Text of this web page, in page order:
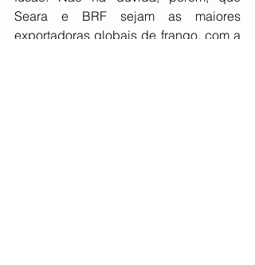
Seara e BRF sejam as maiores
exportadoras globais de frango, com a